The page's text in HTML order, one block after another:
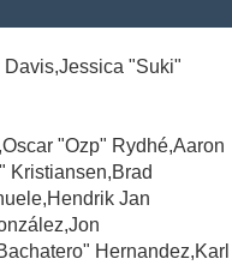
"Suki"
"Ozp" Rydhé,Aaron
Kristiansen,Brad
Jan
Hernandez,Karl